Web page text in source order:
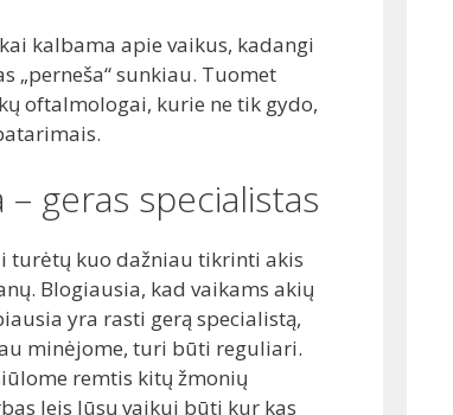
kalbama apie vaikus, kadangi
„perneša“ sunkiau. Tuomet
oftalmologai, kurie ne tik gydo,
– geras specialistas
turėtų kuo dažniau tikrinti akis
Blogiausia, kad vaikams akių
yra rasti gerą specialistą,
minėjome, turi būti reguliari.
remtis kitų žmonių
leis Jūsų vaikui būti kur kas